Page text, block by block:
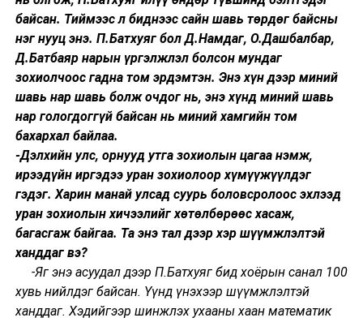
байсан. Тиймээс л биднээс сайн шавь төрдөг байсны
нэг нууц энэ. П.Батхуяг бол Д.Намдаг, О.Дашбалбар,
Д.Батбаяр нарын үргэлжлэл болсон мундаг
зохиолчоос гадна том эрдэмтэн. Энэ хүн дээр миний
шавь нар шавь болж очдог нь, энэ хүнд миний шавь
нар гологдоггүй байсан нь миний хамгийн том
бахархал байлаа.
-Дэлхийн улс, орнууд утга зохиолын цагаа нэмж,
ирээдүйн иргэдээ уран зохиолоор хүмүүжүүлдэг
гэдэг. Харин манай улсад суурь боловсролоос эхлээд
уран зохиолын хичээлийг хөтөлбөрөөс хасаж,
багасгаж байгаа. Та энэ тал дээр хэр шүүмжлэлтэй
ханддаг вэ?
-Яг энэ асуудал дээр П.Батхуяг бид хоёрын санал 100
хувь нийлдэг байсан. Үүнд үнэхээр шүүмжлэлтэй
ханддаг. Хэдийгээр шинжлэх ухааны хаан математик